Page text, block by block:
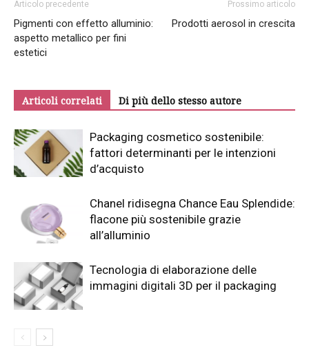
Articolo precedente
Pigmenti con effetto alluminio:
aspetto metallico per fini
estetici
Prossimo articolo
Prodotti aerosol in crescita
Articoli correlati Di più dello stesso autore
Packaging cosmetico sostenibile:
fattori determinanti per le intenzioni
d’acquisto
Chanel ridisegna Chance Eau Splendide:
flacone più sostenibile grazie
all’alluminio
Tecnologia di elaborazione delle
immagini digitali 3D per il packaging